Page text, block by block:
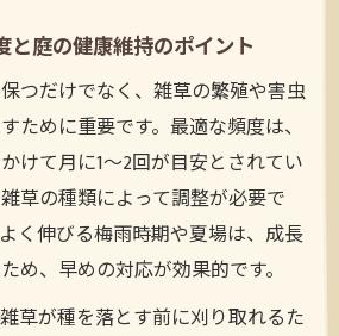
と庭の健康維持のポイント
つだけでなく、雑草の繁殖や害虫
ために重要です。最適な頻度は、
けて月に1〜2回が目安とされてい
草の種類によって調整が必要で
く伸びる梅雨時期や夏場は、成長
め、早めの対応が効果的です。
草が種を落とす前に刈り取れるた